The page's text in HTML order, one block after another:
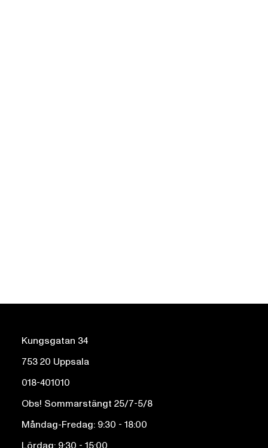
Kungsgatan 34
753 20 Uppsala
018-401010
Obs! Sommarstängt 25/7-5/8
Måndag-Fredag: 9:30 - 18:00